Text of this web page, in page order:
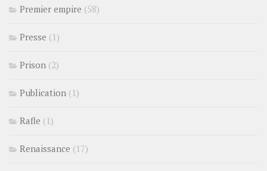
Premier empire (58)
Presse (1)
Prison (2)
Publication (1)
Rafle (1)
Renaissance (17)